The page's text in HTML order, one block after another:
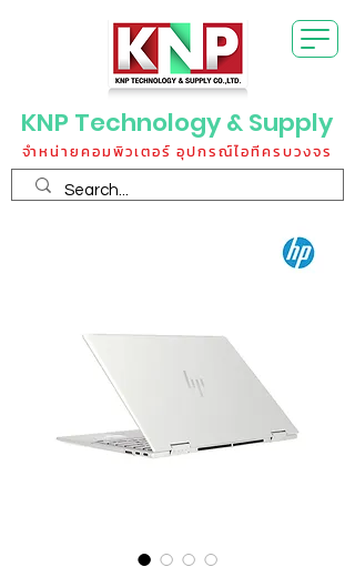
KNP Technology & Supply
จำหน่ายคอมพิวเตอร์ อุปกรณ์ไอทีครบวงจร